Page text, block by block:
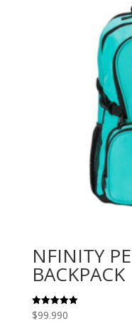
NFINITY
BACKPACK
Valorado
con
$99.990